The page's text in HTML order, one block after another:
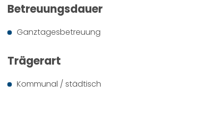
Betreuungsdauer
Ganztagesbetreuung
Trägerart
Kommunal / städtisch